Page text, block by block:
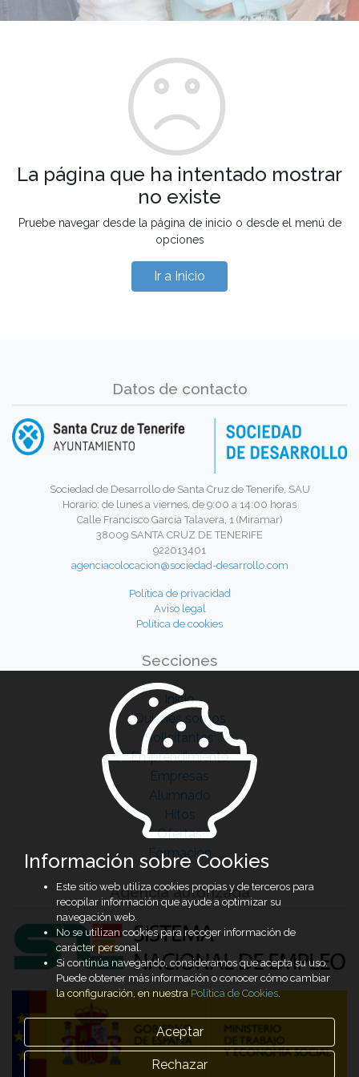
La página que ha intentado mostrar
no existe
Pruebe navegar desde la página de inicio o desde el menú de
opciones
Ir a Inicio
Datos de contacto
Sociedad de Desarrollo de Santa Cruz de Tenerife, SAU
Horario: de lunes a viernes, de 9:00 a 14:00 horas
Calle Francisco García Talavera, 1 (Miramar)
38009 SANTA CRUZ DE TENERIFE
922013401
agenciacolocacion@sociedad-desarrollo.com
Política de privacidad
Aviso legal
Política de cookies
Secciones
Inicio
Quiénes somos
Solicitantes
Emprendimiento
Empresas
Alumnado
Hitos
Ofertas
Formación
Agencia autorizada
Información sobre Cookies
Este sitio web utiliza cookies propias y de terceros para
recopilar información que ayude a optimizar su
navegación web.
No se utilizan cookies para recoger información de
carácter personal.
Si continúa navegando, consideramos que acepta su uso.
Puede obtener más información o conocer cómo cambiar
la configuración, en nuestraPolítica de Cookies.
Aceptar
Rechazar